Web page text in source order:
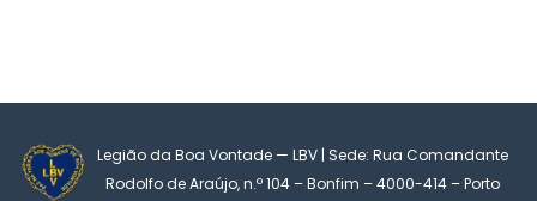
Legião da Boa Vontade — LBV | Sede: Rua Comandante
Rodolfo de Araújo, n.º 104 – Bonfim – 4000-414 – Porto